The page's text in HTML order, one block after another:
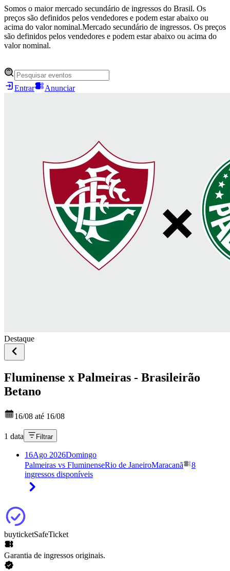
Somos o maior mercado secundário de ingressos do Brasil. Os
preços são definidos pelos vendedores e podem estar abaixo ou
acima do valor nominal.Mercado secundário de ingressos. Os preços
são definidos pelos vendedores e podem estar abaixo ou acima do
valor nominal.
Entrar Anunciar
Destaque
Fluminense x Palmeiras - Brasileirão
Betano
16/08 até 16/08
1 data Filtrar
16Ago 2026Domingo
Palmeiras vs FluminenseRio de JaneiroMaracanã
8
ingressos disponíveis
buyticketSafeTicket
Garantia de ingressos originais.